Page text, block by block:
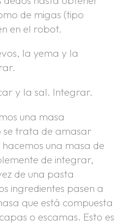
de migas (tipo
en el robot.
la yema y la
y la sal. Integrar.
una masa
trata de amasar
una masa de
de integrar,
de una pasta
ingredientes pasen a
que está compuesta
o escamas. Esto es